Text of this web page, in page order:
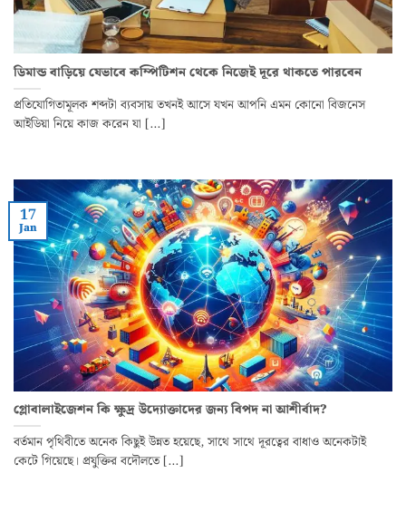
ডিমান্ড বাড়িয়ে যেভাবে কম্পিটিশন থেকে নিজেই দূরে থাকতে পারবেন
প্রতিযোগিতামূলক শব্দটা ব্যবসায় তখনই আসে যখন আপনি এমন কোনো বিজনেস
আইডিয়া নিয়ে কাজ করেন যা [...]
গ্লোবালাইজেশন কি ক্ষুদ্র উদ্যোক্তাদের জন্য বিপদ না আশীর্বাদ?
বর্তমান পৃথিবীতে অনেক কিছুই উন্নত হয়েছে, সাথে সাথে দূরত্বের বাধাও অনেকটাই
কেটে গিয়েছে। প্রযুক্তির বদৌলতে [...]
17
Jan